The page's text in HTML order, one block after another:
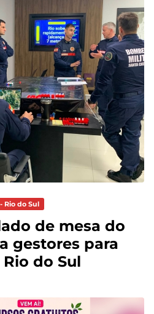
Rio do Sul
de mesa do
gestores para
do Sul